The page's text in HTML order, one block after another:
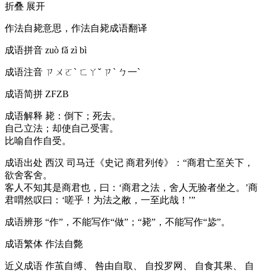
折叠 展开
作法自毙意思，作法自毙成语翻译
成语拼音 zuò fǎ zì bì
成语注音 ㄗㄨㄛˋ ㄈㄚˇ ㄗˋ ㄅ一ˋ
成语简拼 ZFZB
成语解释 毙：倒下；死去。
自己立法；却使自己受害。
比喻自作自受。
成语出处 西汉 司马迁《史记 商君列传》：“商君亡至关下，
欲舍客舍。
客人不知其是商君也，曰：‘商君之法，舍人无验者坐之。’商
君喟然叹曰：‘嗟乎！为法之敝，一至此哉！’”
成语辨形 “作”，不能写作“做”；“毙”，不能写作“毖”。
成语繁体 作法自斃
近义成语 作茧自缚、 咎由自取、 自投罗网、 自食其果、 自